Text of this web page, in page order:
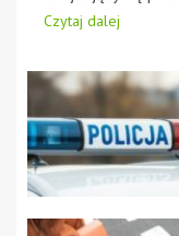
Czytaj dalej